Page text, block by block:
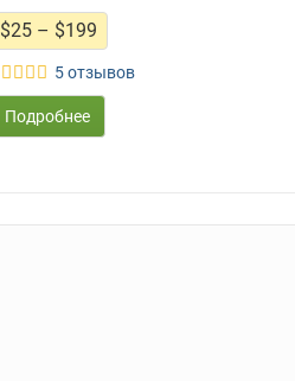
$25 – $199
цен:
$25
–
5 отзывов
Подробнее